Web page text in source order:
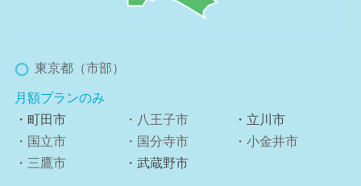
東京都（市部）
月額プランのみ
・町田市
・八王子市
・立川市
・国立市
・国分寺市
・小金井市
・三鷹市
・武蔵野市